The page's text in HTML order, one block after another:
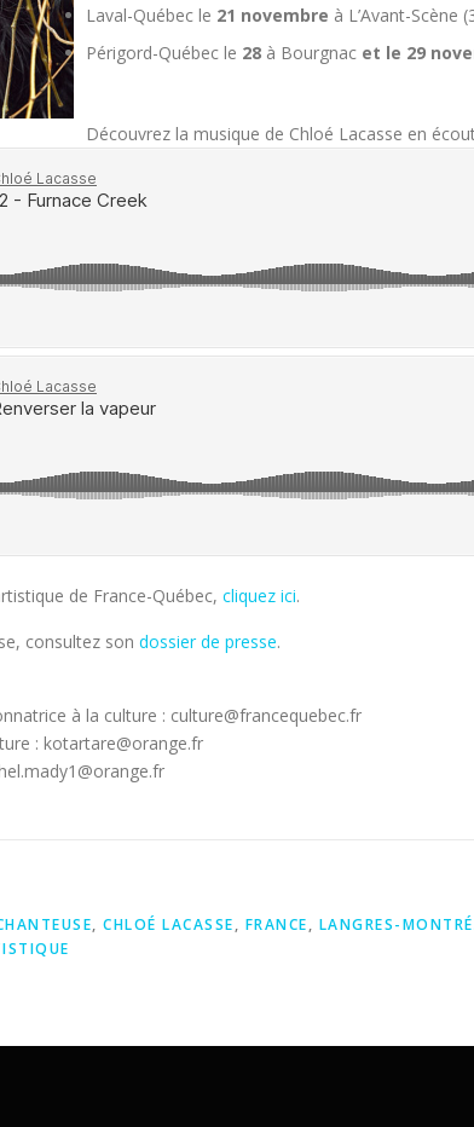
Laval-Québec le 21 novembre à L’Avant-Scène
Périgord-Québec le 28 à Bourgnac et le 29
Découvrez la musique de Chloé Lacasse en
de France-Québec, cliquez ici.
consultez son dossier de presse.
à la culture : culture@francequebec.fr
: kotartare@orange.fr
, CHLOÉ LACASSE, FRANCE, LANGRES-